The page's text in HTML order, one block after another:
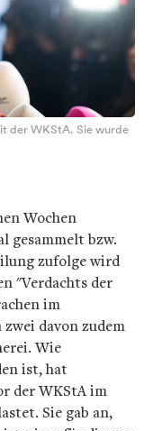
der WKStA. Sie wurde
Wochen
gesammelt bzw.
zufolge wird
"Verdachts der
im
davon zudem
Wie
ist, hat
der WKStA im
Sie gab an,